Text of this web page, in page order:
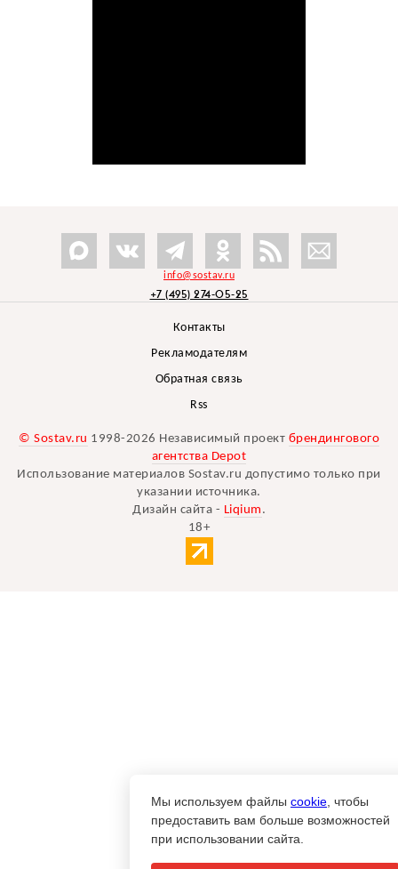
info@sostav.ru
+7 (495) 274-05-25
Контакты
Рекламодателям
Обратная связь
Rss
© Sostav.ru 1998-2026 Независимый проект брендингового
агентства Depot
Использование материалов Sostav.ru допустимо только при
указании источника.
Дизайн сайта - Liqium .
18+
Мы используем файлы cookie , чтобы
предоставить вам больше возможностей
при использовании сайта.